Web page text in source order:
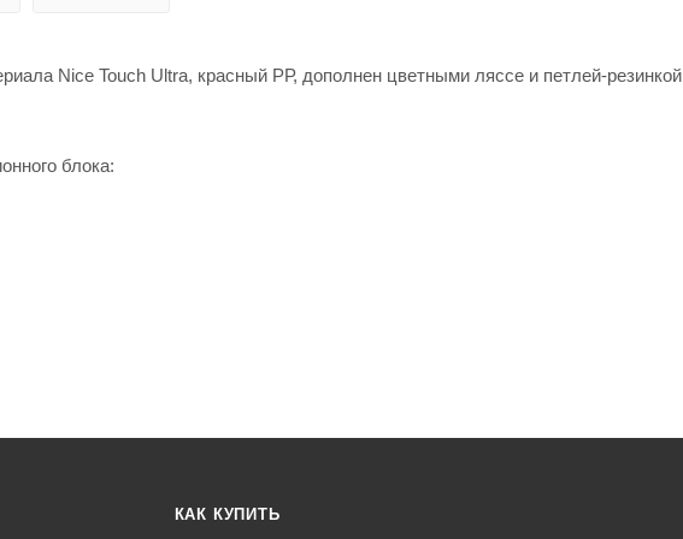
Nice Touch Ultra, красный РР, дополнен цветными ляссе и петлей-резинкой
блока:
КАК КУПИТЬ